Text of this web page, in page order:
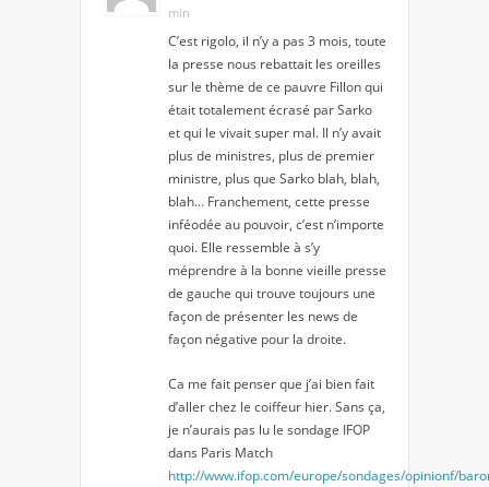
min
C’est rigolo, il n’y a pas 3 mois, toute
la presse nous rebattait les oreilles
sur le thème de ce pauvre Fillon qui
était totalement écrasé par Sarko
et qui le vivait super mal. Il n’y avait
plus de ministres, plus de premier
ministre, plus que Sarko blah, blah,
blah… Franchement, cette presse
inféodée au pouvoir, c’est n’importe
quoi. Elle ressemble à s’y
méprendre à la bonne vieille presse
de gauche qui trouve toujours une
façon de présenter les news de
façon négative pour la droite.
Ca me fait penser que j’ai bien fait
d’aller chez le coiffeur hier. Sans ça,
je n’aurais pas lu le sondage IFOP
dans Paris Match
http://www.ifop.com/europe/sondages/opinionf/